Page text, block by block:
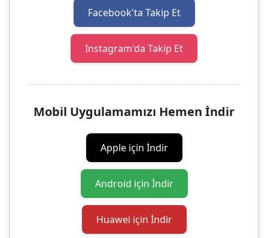
Facebook'ta Takip Et
Instagram'da Takip Et
Mobil Uygulamamızı Hemen İndir
Apple için İndir
Android için İndir
Huawei için İndir